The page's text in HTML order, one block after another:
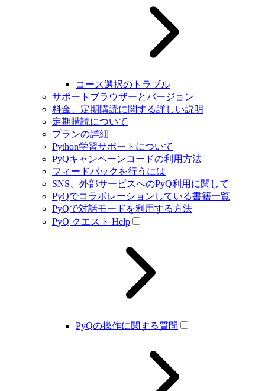
コース選択のトラブル
サポートブラウザーとバージョン
料金、定期購読に関する詳しい説明
定期購読について
プランの詳細
Python学習サポートについて
PyQキャンペーンコードの利用方法
フィードバックを行うには
SNS、外部サービスへのPyQ利用に関して
PyQでコラボレーションしている書籍一覧
PyQで対話モードを利用する方法
PyQ クエスト Help
PyQの操作に関する質問